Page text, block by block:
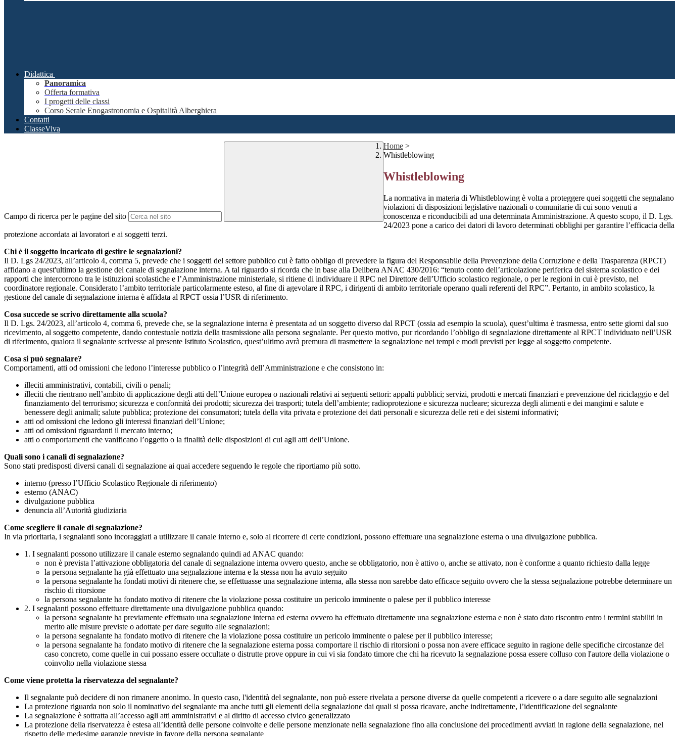
Didattica
Panoramica
Offerta formativa
I progetti delle classi
Corso Serale Enogastronomia e Ospitalità Alberghiera
Contatti
ClasseViva
Campo di ricerca per le pagine del sito
Home >
Whistleblowing
Whistleblowing
La normativa in materia di Whistleblowing è volta a proteggere quei soggetti che segnalano
violazioni di disposizioni legislative nazionali o comunitarie di cui sono venuti a
conoscenza e riconducibili ad una determinata Amministrazione. A questo scopo, il D. Lgs.
24/2023 pone a carico dei datori di lavoro determinati obblighi per garantire l’efficacia della
protezione accordata ai lavoratori e ai soggetti terzi.
Chi è il soggetto incaricato di gestire le segnalazioni?
Il D. Lgs 24/2023, all’articolo 4, comma 5, prevede che i soggetti del settore pubblico cui è fatto obbligo di prevedere la figura del Responsabile della Prevenzione della Corruzione e della Trasparenza (RPCT)
affidano a quest'ultimo la gestione del canale di segnalazione interna. A tal riguardo si ricorda che in base alla Delibera ANAC 430/2016: “tenuto conto dell’articolazione periferica del sistema scolastico e dei
rapporti che intercorrono tra le istituzioni scolastiche e l’Amministrazione ministeriale, si ritiene di individuare il RPC nel Direttore dell’Ufficio scolastico regionale, o per le regioni in cui è previsto, nel
coordinatore regionale. Considerato l’ambito territoriale particolarmente esteso, al fine di agevolare il RPC, i dirigenti di ambito territoriale operano quali referenti del RPC”. Pertanto, in ambito scolastico, la
gestione del canale di segnalazione interna è affidata al RPCT ossia l’USR di riferimento.
Cosa succede se scrivo direttamente alla scuola?
Il D. Lgs. 24/2023, all’articolo 4, comma 6, prevede che, se la segnalazione interna è presentata ad un soggetto diverso dal RPCT (ossia ad esempio la scuola), quest’ultima è trasmessa, entro sette giorni dal suo
ricevimento, al soggetto competente, dando contestuale notizia della trasmissione alla persona segnalante. Per questo motivo, pur ricordando l’obbligo di segnalazione direttamente al RPCT individuato nell’USR
di riferimento, qualora il segnalante scrivesse al presente Istituto Scolastico, quest’ultimo avrà premura di trasmettere la segnalazione nei tempi e modi previsti per legge al soggetto competente.
Cosa si può segnalare?
Comportamenti, atti od omissioni che ledono l’interesse pubblico o l’integrità dell’Amministrazione e che consistono in:
illeciti amministrativi, contabili, civili o penali;
illeciti che rientrano nell’ambito di applicazione degli atti dell’Unione europea o nazionali relativi ai seguenti settori: appalti pubblici; servizi, prodotti e mercati finanziari e prevenzione del riciclaggio e del
finanziamento del terrorismo; sicurezza e conformità dei prodotti; sicurezza dei trasporti; tutela dell’ambiente; radioprotezione e sicurezza nucleare; sicurezza degli alimenti e dei mangimi e salute e
benessere degli animali; salute pubblica; protezione dei consumatori; tutela della vita privata e protezione dei dati personali e sicurezza delle reti e dei sistemi informativi;
atti od omissioni che ledono gli interessi finanziari dell’Unione;
atti od omissioni riguardanti il mercato interno;
atti o comportamenti che vanificano l’oggetto o la finalità delle disposizioni di cui agli atti dell’Unione.
Quali sono i canali di segnalazione?
Sono stati predisposti diversi canali di segnalazione ai quai accedere seguendo le regole che riportiamo più sotto.
interno (presso l’Ufficio Scolastico Regionale di riferimento)
esterno (ANAC)
divulgazione pubblica
denuncia all’Autorità giudiziaria
Come scegliere il canale di segnalazione?
In via prioritaria, i segnalanti sono incoraggiati a utilizzare il canale interno e, solo al ricorrere di certe condizioni, possono effettuare una segnalazione esterna o una divulgazione pubblica.
1. I segnalanti possono utilizzare il canale esterno segnalando quindi ad ANAC quando:
non è prevista l’attivazione obbligatoria del canale di segnalazione interna ovvero questo, anche se obbligatorio, non è attivo o, anche se attivato, non è conforme a quanto richiesto dalla legge
la persona segnalante ha già effettuato una segnalazione interna e la stessa non ha avuto seguito
la persona segnalante ha fondati motivi di ritenere che, se effettuasse una segnalazione interna, alla stessa non sarebbe dato efficace seguito ovvero che la stessa segnalazione potrebbe determinare un
rischio di ritorsione
la persona segnalante ha fondato motivo di ritenere che la violazione possa costituire un pericolo imminente o palese per il pubblico interesse
2. I segnalanti possono effettuare direttamente una divulgazione pubblica quando:
la persona segnalante ha previamente effettuato una segnalazione interna ed esterna ovvero ha effettuato direttamente una segnalazione esterna e non è stato dato riscontro entro i termini stabiliti in
merito alle misure previste o adottate per dare seguito alle segnalazioni;
la persona segnalante ha fondato motivo di ritenere che la violazione possa costituire un pericolo imminente o palese per il pubblico interesse;
la persona segnalante ha fondato motivo di ritenere che la segnalazione esterna possa comportare il rischio di ritorsioni o possa non avere efficace seguito in ragione delle specifiche circostanze del
caso concreto, come quelle in cui possano essere occultate o distrutte prove oppure in cui vi sia fondato timore che chi ha ricevuto la segnalazione possa essere colluso con l'autore della violazione o
coinvolto nella violazione stessa
Come viene protetta la riservatezza del segnalante?
Il segnalante può decidere di non rimanere anonimo. In questo caso, l'identità del segnalante, non può essere rivelata a persone diverse da quelle competenti a ricevere o a dare seguito alle segnalazioni
La protezione riguarda non solo il nominativo del segnalante ma anche tutti gli elementi della segnalazione dai quali si possa ricavare, anche indirettamente, l’identificazione del segnalante
La segnalazione è sottratta all’accesso agli atti amministrativi e al diritto di accesso civico generalizzato
La protezione della riservatezza è estesa all’identità delle persone coinvolte e delle persone menzionate nella segnalazione fino alla conclusione dei procedimenti avviati in ragione della segnalazione, nel
rispetto delle medesime garanzie previste in favore della persona segnalante